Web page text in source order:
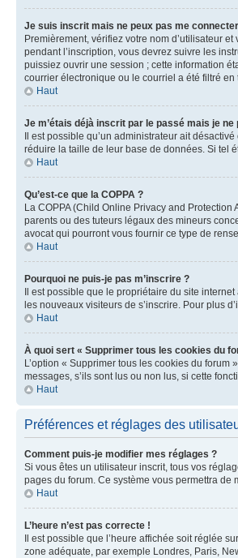
Je suis inscrit mais ne peux pas me
Premièrement, vérifiez votre nom d’utilisateur
pendant l’inscription, vous devrez suivre les
puissiez ouvrir une session ; cette information
courrier électronique ou le courriel a été filtré
Haut
Je m’étais déjà inscrit par le passé mais je
Il est possible qu’un administrateur ait
réduire la taille de leur base de données. Si tel
Haut
Qu’est-ce que la COPPA ?
La COPPA (Child Online Privacy and
parents ou des tuteurs légaux des mineurs
avocat qui pourront vous fournir ce type de
Haut
Pourquoi ne puis-je pas m’inscrire ?
Il est possible que le propriétaire du site
les nouveaux visiteurs de s’inscrire. Pour plus
Haut
À quoi sert « Supprimer tous les cookies du
L’option « Supprimer tous les cookies du
messages, s’ils sont lus ou non lus, si cette
Haut
Préférences et réglages des
Comment puis-je modifier mes réglages ?
Si vous êtes un utilisateur inscrit, tous vos
pages du forum. Ce système vous permettra
Haut
L’heure n’est pas correcte !
Il est possible que l’heure affichée soit réglée
zone adéquate, par exemple Londres, Paris,